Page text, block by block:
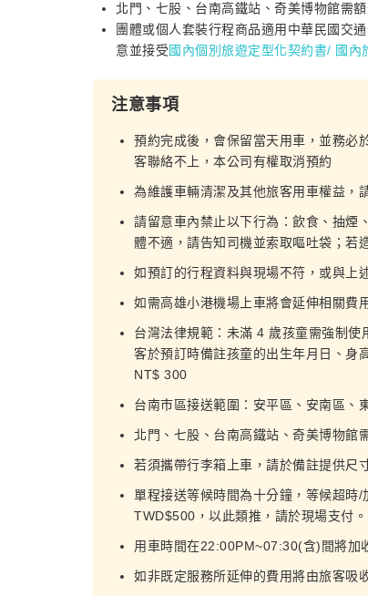
北門、七股、台南高鐵站、奇美博物館需
團體或個人套裝行程商品適用中華民國交
意並接受國內個別旅遊定型化契約書/ 國內
注意事項
預約完成後，會保留當天用車，並務必
客聯絡不上，本公司有權取消預約
為維護車輛清潔及其他旅客用車權益，
請留意車內禁止以下行為：飲食、抽煙
體不適，請告知司機並索取嘔吐袋；若
如預訂的行程資料與現場不符，或與上
如需高雄小港機場上車將會延伸相關費
台灣法律規範：未滿 4 歲孩童需強制
客於預訂時備註孩童的出生年月日、身
NT$ 300
台南市區接送範圍：安平區、安南區、
北門、七股、台南高鐵站、奇美博物館
若須攜帶行李箱上車，請於備註提供尺
單程接送等候時間為十分鐘，等候超時
TWD$500，以此類推，請於現場支付。
用車時間在22:00PM~07:30(含)間將加
如非既定服務所延伸的費用將由旅客吸